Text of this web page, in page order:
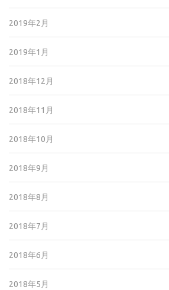
2019年2月
2019年1月
2018年12月
2018年11月
2018年10月
2018年9月
2018年8月
2018年7月
2018年6月
2018年5月